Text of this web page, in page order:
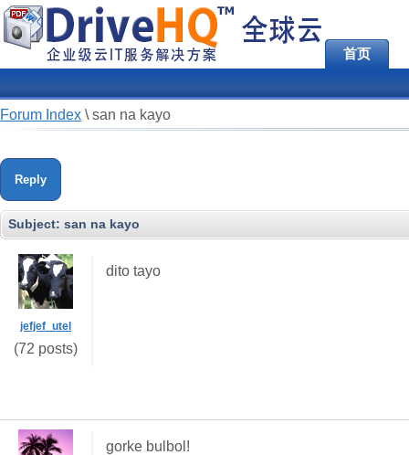
首页
Forum Index \ san na kayo
Reply
Subject: san na kayo
jefjef_utel
(72 posts)
dito tayo
gorke bulbol!